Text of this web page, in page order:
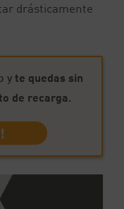
drásticamente
y te quedas sin
de recarga.